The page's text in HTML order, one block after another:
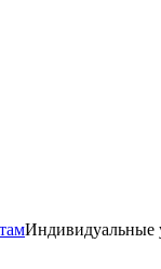
Индивидуальные